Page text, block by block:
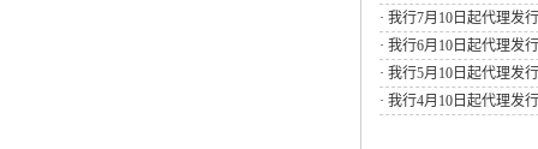
· 我行7月10日起代理发
· 我行6月10日起代理发
· 我行5月10日起代理发
· 我行4月10日起代理发